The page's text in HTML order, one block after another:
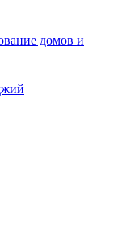
домов и